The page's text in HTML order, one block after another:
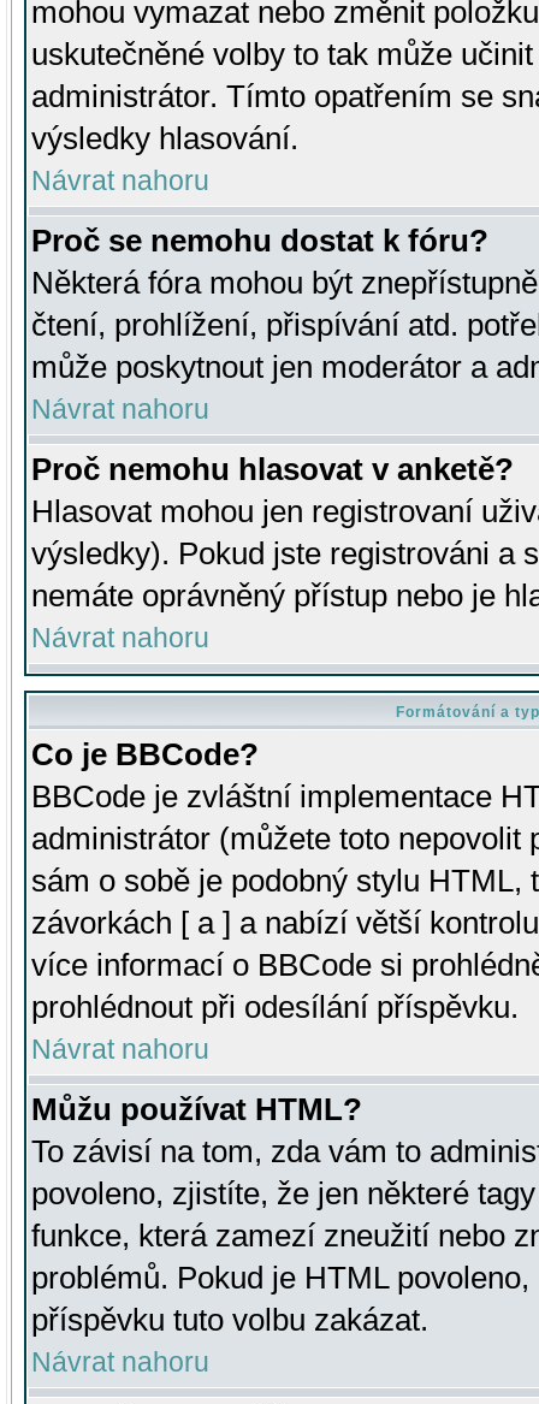
mohou vymazat nebo změnit
uskutečněné volby to tak může
administrátor. Tímto opatřením se
výsledky hlasování.
Návrat nahoru
Proč se nemohu dostat k fóru?
Některá fóra mohou být
čtení, prohlížení, přispívání atd.
může poskytnout jen moderátor a
Návrat nahoru
Proč nemohu hlasovat v anketě?
Hlasovat mohou jen registrovaní
výsledky). Pokud jste registrováni a
nemáte oprávněný přístup nebo je
Návrat nahoru
Formátování a
Co je BBCode?
BBCode je zvláštní implementace
administrátor (můžete toto
sám o sobě je podobný stylu HTML,
závorkách [ a ] a nabízí větší
více informací o BBCode si
prohlédnout při odesílání příspěvku.
Návrat nahoru
Můžu používat HTML?
To závisí na tom, zda vám to
povoleno, zjistíte, že jen některé
funkce, která zamezí zneužití nebo
problémů. Pokud je HTML
příspěvku tuto volbu zakázat.
Návrat nahoru